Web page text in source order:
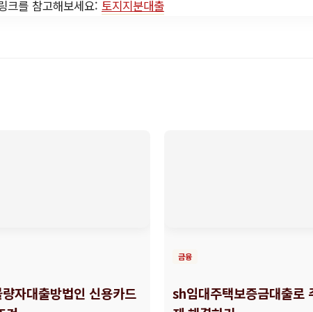
크를 참고해보세요: 토지지분대출
자대출방법인 신용카드
금융
sh임대주택보증금대출로